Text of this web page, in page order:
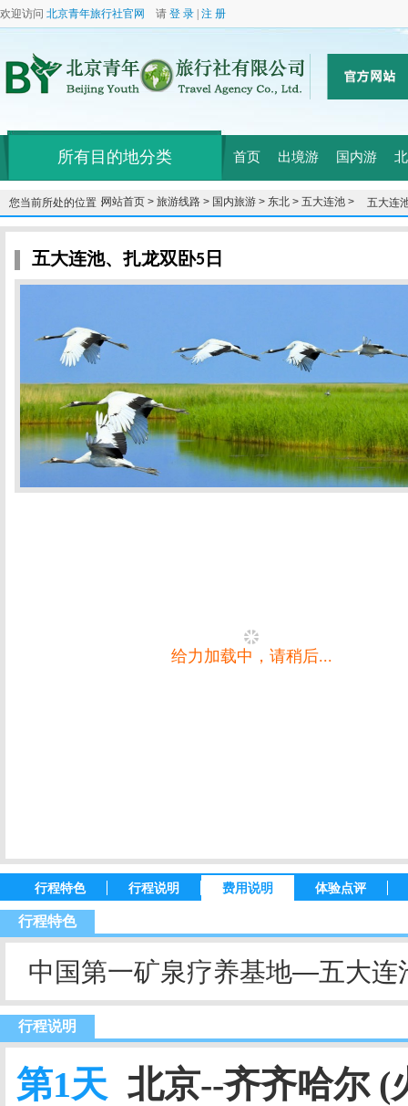
欢迎访问 北京青年旅行社官网 请 登 录 注 册
所有目的地分类 首页 出境游 国内游
您当前所处的位置：网站首页 > 旅游线路 > 国内旅游 > 东北 > 五大连池 > 五大连
五大连池、扎龙双卧5日
给力加载中，请稍后...
行程特色 行程说明 费用说明 体验点评
行程特色
中国第一矿泉疗养基地—五大连
行程说明
第1天 北京--齐齐哈尔 (